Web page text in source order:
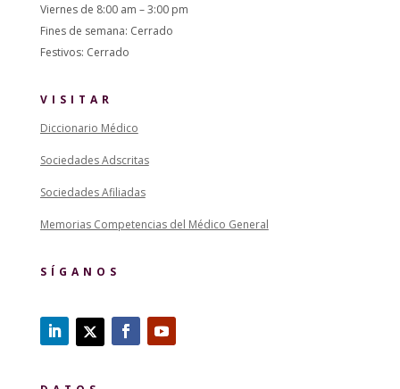
Viernes de 8:00 am – 3:00 pm
Fines de semana: Cerrado
Festivos: Cerrado
VISITAR
Diccionario Médico
Sociedades Adscritas
Sociedades Afiliadas
Memorias Competencias del Médico General
SÍGANOS